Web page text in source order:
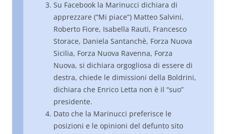
Su Facebook la Marinucci dichiara di
apprezzare (“Mi piace”) Matteo Salvini,
Roberto Fiore, Isabella Rauti, Francesco
Storace, Daniela Santanchè, Forza Nuova
Sicilia, Forza Nuova Ravenna, Forza
Nuova, si dichiara orgogliosa di essere di
destra, chiede le dimissioni della Boldrini,
dichiara che Enrico Letta non è il “suo”
presidente.
Dato che la Marinucci preferisce le
posizioni e le opinioni del defunto sito